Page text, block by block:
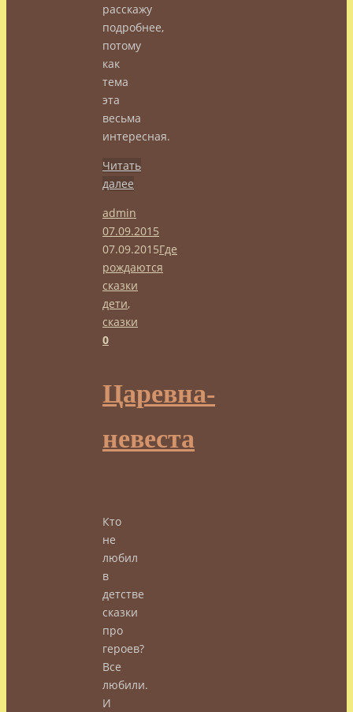
расскажу
подробнее,
потому
как
тема
эта
весьма
интересная.
Читать
далее
admin
07.09.2015
07.09.2015Где
рождаются
сказки
дети,
сказки
0
Царевна-
невеста
Кто
не
любил
в
детстве
сказки
про
героев?
Все
любили.
И